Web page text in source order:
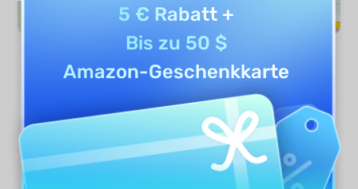
5 € Rabatt+
Bis zu 50 $
Amazon-Geschenkkarte